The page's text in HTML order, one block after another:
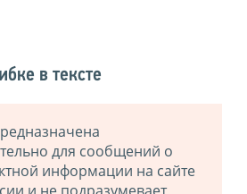
в тексте
для сообщений о
информации на сайте